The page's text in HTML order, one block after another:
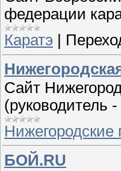
федерации
Каратэ
Сайт
(руководитель
Нижегородские
БОЙ.RU